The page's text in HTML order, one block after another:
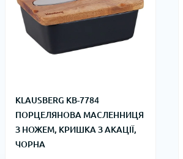
KLAUSBERG KB-7784
ПОРЦЕЛЯНОВА МАСЛЕННИЦЯ
З НОЖЕМ, КРИШКА З АКАЦІЇ,
ЧОРНА